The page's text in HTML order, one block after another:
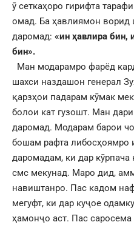
ӯ сеткаҳоро гирифта
омад. Ба ҳавлиямон ворид
даромад: «ин ҳавлира бин,
бин».
Ман модарамро фарёд
шахси наздашон генерал
қарзҳои падарам кӯмак
болои кат гузошт. Ман
даромад. Модарам барои
бошам рафта либосҳоямро
даромадам, ки дар
смс мекунад. Маро дид,
навиштанро. Пас кадом
мегуфт, ки дар куҷое
ҳамонҷо аст. Пас саросема